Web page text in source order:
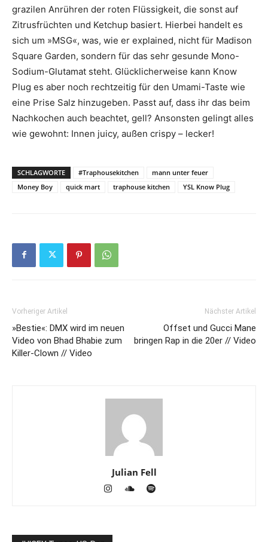
grazilen Anrühren der roten Flüssigkeit, die sonst auf
Zitrusfrüchten und Ketchup basiert. Hierbei handelt es
sich um »MSG«, was, wie er explained, nicht für Madison
Square Garden, sondern für das sehr gesunde Mono-
Sodium-Glutamat steht. Glücklicherweise kann Know
Plug es aber noch rechtzeitig für den Umami-Taste wie
eine Prise Salz hinzugeben. Passt auf, dass ihr das beim
Nachkochen auch beachtet, gell? Ansonsten gelingt alles
wie gewohnt: Innen juicy, außen crispy – lecker!
SCHLAGWORTE #Traphousekitchen
mann unter feuer
Money Boy
quick mart traphouse kitchen YSL Know Plug
Vorheriger Artikel
»Bestie«: DMX wird im neuen
Video von Bhad Bhabie zum
Killer-Clown // Video
Nächster Artikel
Offset und Gucci Mane
bringen Rap in die 20er // Video
Julian Fell